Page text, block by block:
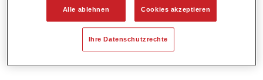
1,5 Spritzgängen.
Bietet ein gutes Standvermögen.
Verfügt über ein hohes Deckvermögen.
Besitzt eine hohe Farbtongenauigkeit.
Alle ablehnen Cookies akzeptieren
Ihre Datenschutzrechte